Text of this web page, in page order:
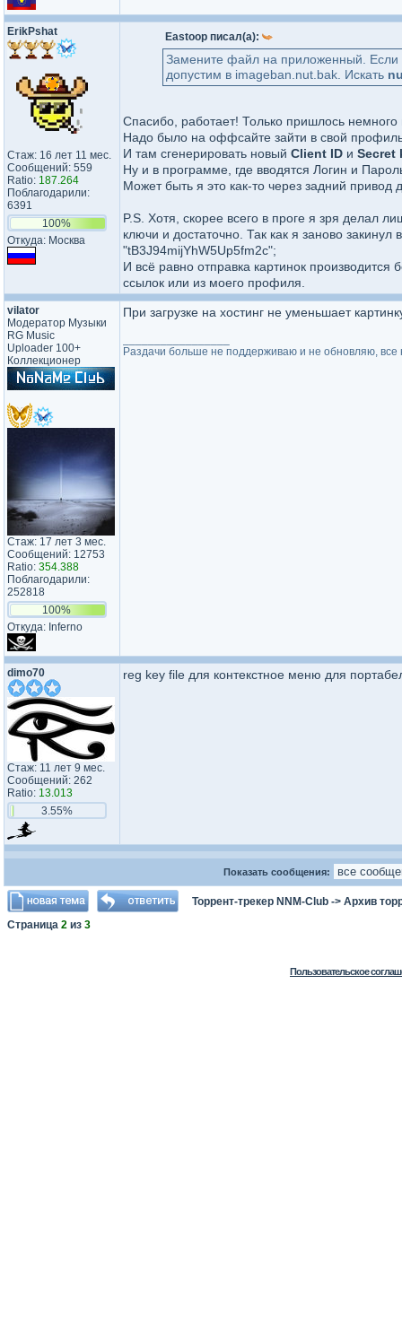
ErikPshat
Стаж: 16 лет 11 мес.
Сообщений: 559
Ratio: 187.264
Поблагодарили:
6391
100%
Откуда: Москва
Eastoop писал(а):
Замените файл на приложенный. Если
допустим в imageban.nut.bak. Искать
Спасибо, работает! Только пришлось немного
Надо было на оффсайте зайти в свой
И там сгенерировать новый Client ID и Secret
Ну и в программе, где вводятся Логин и
Может быть я это как-то через задний
P.S. Хотя, скорее всего в проге я зря делал
ключи и достаточно. Так как я заново
"tB3J94mijYhW5Up5fm2c";
И всё равно отправка картинок
ссылок или из моего профиля.
vilator
Модератор Музыки
RG Music
Uploader 100+
Коллекционер
Стаж: 17 лет 3 мес.
Сообщений: 12753
Ratio: 354.388
Поблагодарили:
252818
100%
Откуда: Inferno
При загрузке на хостинг не уменьшает
Раздачи больше не поддерживаю и не обновляю, все
dimo70
Стаж: 11 лет 9 мес.
Сообщений: 262
Ratio: 13.013
3.55%
reg key file для контекстное меню для
Показать сообщения:
Торрент-трекер NNM-Club -> Архив
Страница 2 из 3
Пользовательское